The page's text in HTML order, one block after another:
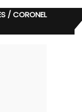
/ CORONEL